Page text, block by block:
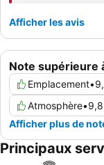
Note supérieure
Emplacement•
Atmosphère•9,8
Afficher plus de
Afficher les avis
Principaux